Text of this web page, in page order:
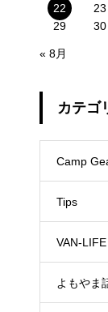
22
23
29
30
« 8月
カテゴ
Camp
Tips
VAN-LIFE
よもやま